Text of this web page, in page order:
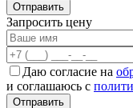
Отправить
Запросить цену
Даю согласие на
и соглашаюсь с
Отправить